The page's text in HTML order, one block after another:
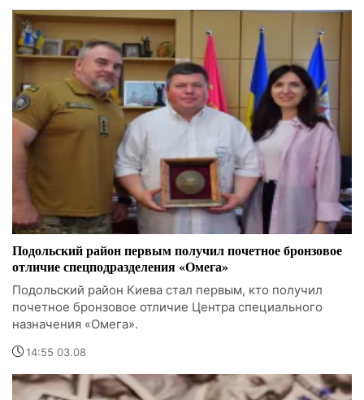
Подольский район первым получил почетное бронзовое
отличие спецподразделения «Омега»
Подольский район Киева стал первым, кто получил
почетное бронзовое отличие Центра специального
назначения «Омега».
14:55 03.08